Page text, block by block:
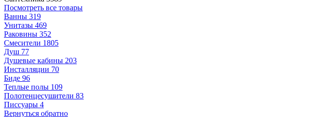
Посмотреть все товары
Ванны 319
Унитазы 469
Раковины 352
Смесители 1805
Душ 77
Душевые кабины 203
Инсталляции 70
Биде 96
Теплые полы 109
Полотенцесушители 83
Писсуары 4
Вернуться обратно